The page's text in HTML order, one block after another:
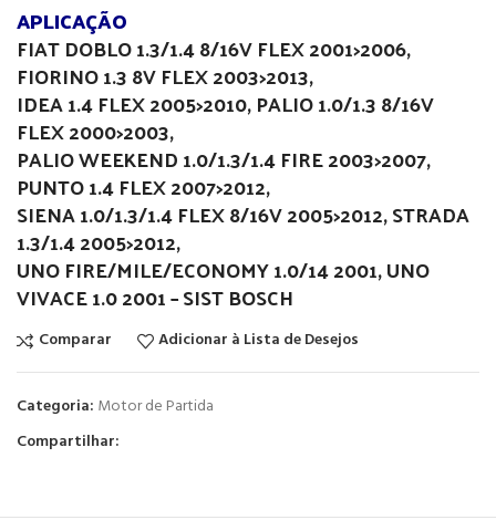
APLICAÇÃO
FIAT DOBLO 1.3/1.4 8/16V FLEX 2001>2006,
FIORINO 1.3 8V FLEX 2003>2013,
IDEA 1.4 FLEX 2005>2010, PALIO 1.0/1.3 8/16V
FLEX 2000>2003,
PALIO WEEKEND 1.0/1.3/1.4 FIRE 2003>2007,
PUNTO 1.4 FLEX 2007>2012,
SIENA 1.0/1.3/1.4 FLEX 8/16V 2005>2012, STRADA
1.3/1.4 2005>2012,
UNO FIRE/MILE/ECONOMY 1.0/14 2001, UNO
VIVACE 1.0 2001 – SIST BOSCH
Comparar Adicionar à Lista de Desejos
Categoria: Motor de Partida
Compartilhar: